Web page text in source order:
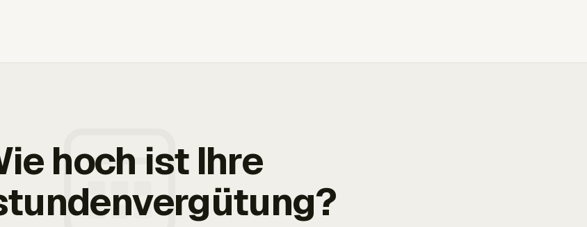
hoch ist Ihre